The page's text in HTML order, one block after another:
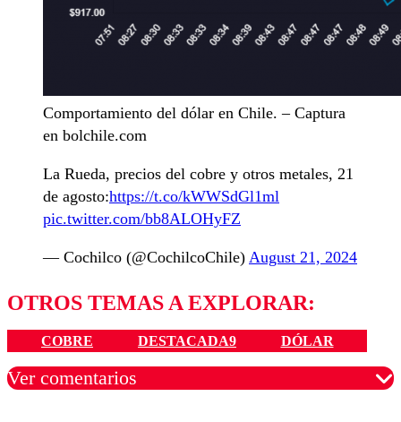
Comportamiento del dólar en Chile. – Captura
en bolchile.com
La Rueda, precios del cobre y otros metales, 21
de agosto:https://t.co/kWWSdGl1ml
pic.twitter.com/bb8ALOHyFZ
— Cochilco (@CochilcoChile) August 21, 2024
OTROS TEMAS A EXPLORAR:
COBRE DESTACADA9 DÓLAR
Ver comentarios